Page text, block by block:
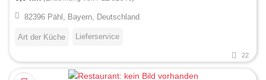
82396 Pähl, Bayern, Deutschland
Art der Küche Lieferservice
22